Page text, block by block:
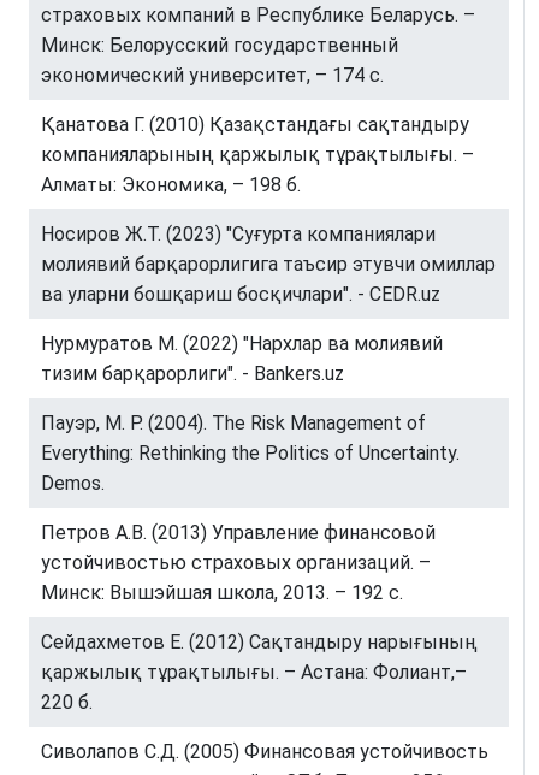
страховых компаний в Республике Беларусь. –
Минск: Белорусский государственный
экономический университет, – 174 с.
Қанатова Г. (2010) Қазақстандағы сақтандыру
компанияларының қаржылық тұрақтылығы. –
Алматы: Экономика, – 198 б.
Носиров Ж.Т. (2023) "Суғурта компаниялари
молиявий барқарорлигига таъсир этувчи омиллар
ва уларни бошқариш босқичлари". - CEDR.uz
Нурмуратов М. (2022) "Нархлар ва молиявий
тизим барқарорлиги". - Bankers.uz
Пауэр, М. Р. (2004). The Risk Management of
Everything: Rethinking the Politics of Uncertainty.
Demos.
Петров А.В. (2013) Управление финансовой
устойчивостью страховых организаций. –
Минск: Вышэйшая школа, 2013. – 192 с.
Сейдахметов Е. (2012) Сақтандыру нарығының
қаржылық тұрақтылығы. – Астана: Фолиант,–
220 б.
Сиволапов С.Д. (2005) Финансовая устойчивость